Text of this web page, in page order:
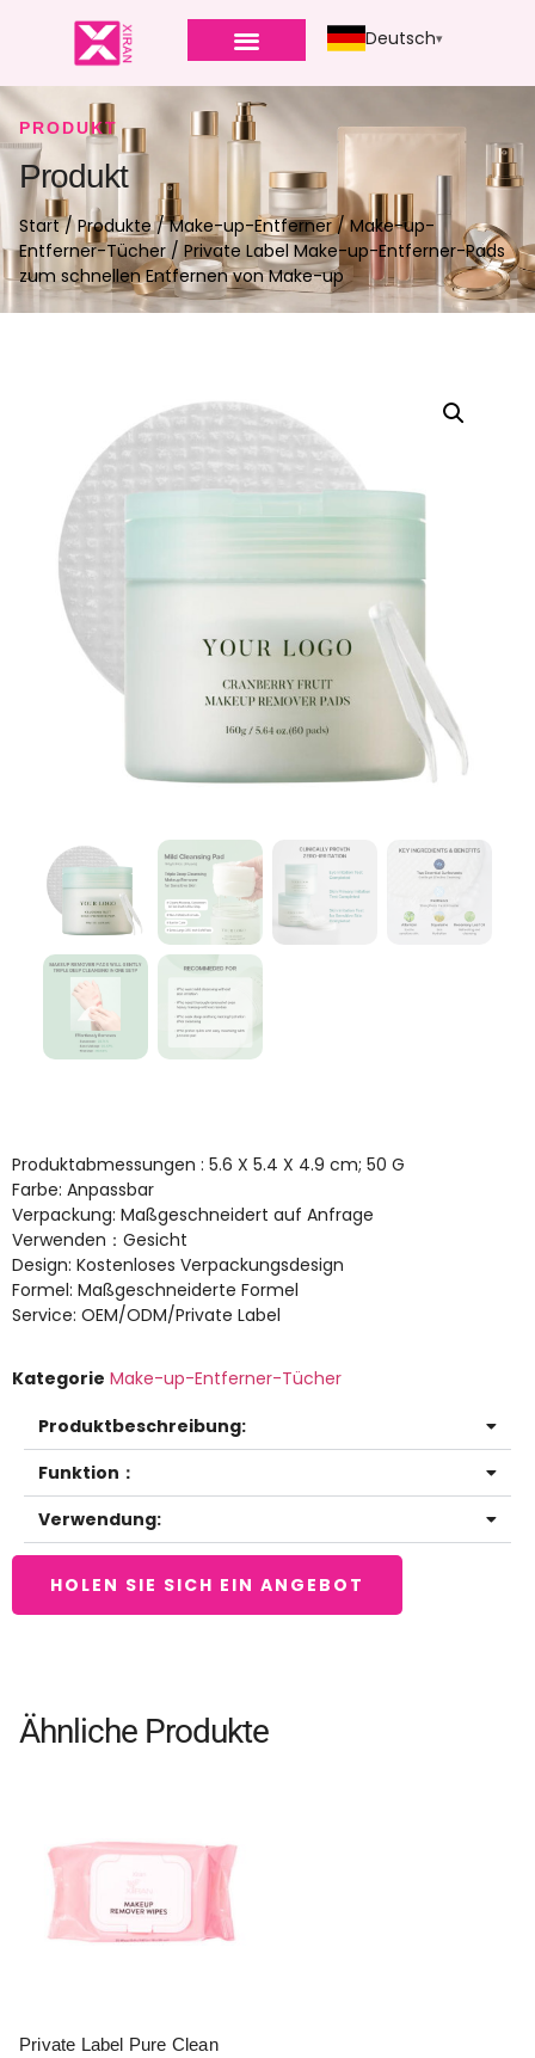
Deutsch
PRODUKT
Produkt
Start/Produkte/Make-up-Entferner/Make-up-
Entferner-Tücher / Private Label Make-up-Entferner-Pads
zum schnellen Entfernen von Make-up
Produktabmessungen : 5.6 X 5.4 X 4.9 cm; 50 G
Farbe: Anpassbar
Verpackung: Maßgeschneidert auf Anfrage
Verwenden：Gesicht
Design: Kostenloses Verpackungsdesign
Formel: Maßgeschneiderte Formel
Service: OEM/ODM/Private Label
Kategorie Make-up-Entferner-Tücher
Produktbeschreibung:
Funktion：
Verwendung:
HOLEN SIE SICH EIN ANGEBOT
Ähnliche Produkte
Private Label Pure Clean